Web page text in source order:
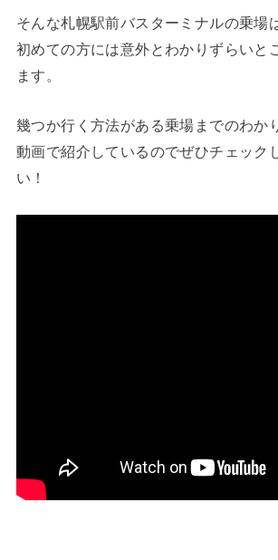
そんな札幌駅前バスターミナルの乗場
初めての方には意外とわかりずらいと
ます。
幾つか行く方法がある乗場までのわか
動画で紹介しているのでぜひチェック
い！